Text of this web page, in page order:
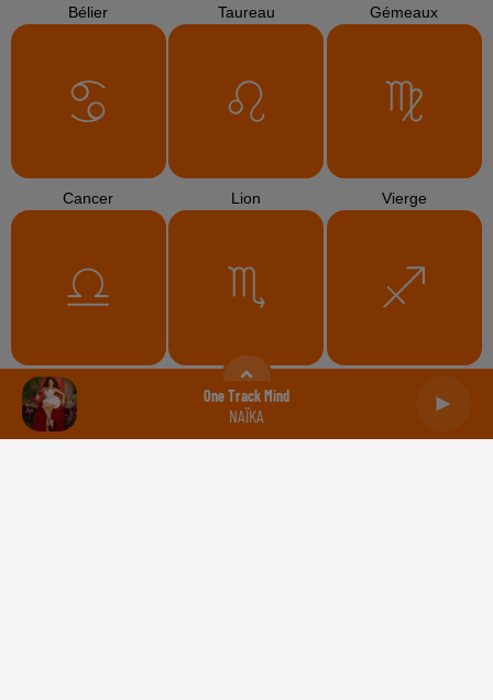
One Track Mind
NAÏKA
Bélier Taureau Gémeaux
Cancer Lion Vierge
Balance Scorpion